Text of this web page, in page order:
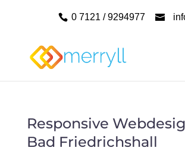
0 7121 / 9294977
Responsive
Bad Friedrichshall